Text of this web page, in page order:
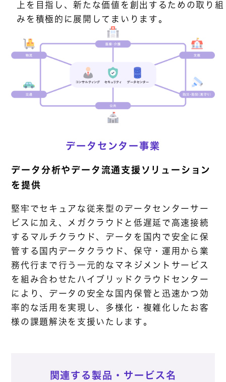
上を目指し、新たな価値を創出するための取り組
みを積極的に展開してまいります。
データセンター事業
データ分析やデータ流通支援ソリューション
を提供
堅牢でセキュアな従来型のデータセンターサー
ビスに加え、メガクラウドと低遅延で高速接続
するマルチクラウド、データを国内で安全に保
管する国内データクラウド、保守・運用から業
務代行まで行う一元的なマネジメントサービス
を組み合わせたハイブリッドクラウドセンター
により、データの安全な国内保管と迅速かつ効
率的な活用を実現し、多様化・複雑化したお客
様の課題解決を支援いたします。
関連する製品・サービス名